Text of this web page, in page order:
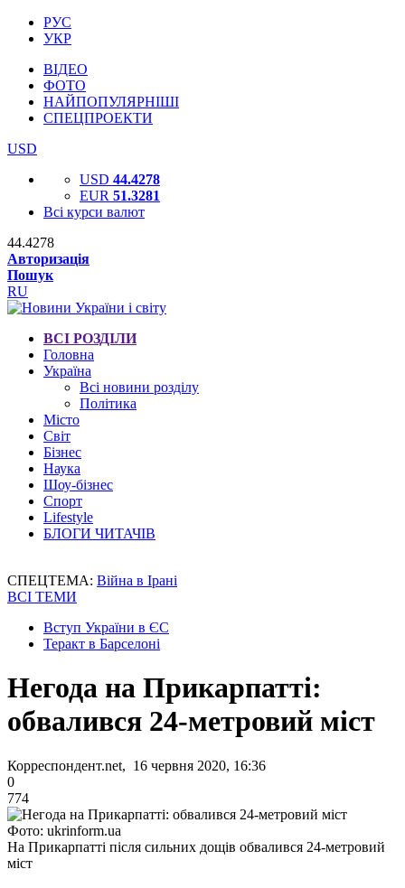
РУС
УКР
ВІДЕО
ФОТО
НАЙПОПУЛЯРНІШІ
СПЕЦПРОЕКТИ
USD
USD 44.4278
EUR 51.3281
Всі курси валют
44.4278
Авторизація
Пошук
RU
ВСІ РОЗДІЛИ
Головна
Україна
Всі новини розділу
Політика
Місто
Світ
Бізнес
Наука
Шоу-бізнес
Спорт
Lifestyle
БЛОГИ ЧИТАЧІВ
СПЕЦТЕМА: Війна в Ірані
ВСІ ТЕМИ
Вступ України в ЄС
Теракт в Барселоні
Негода на Прикарпатті:
обвалився 24-метровий міст
Корреспондент.net, 16 червня 2020, 16:36
0
774
Фото: ukrinform.ua
На Прикарпатті після сильних дощів обвалився 24-метровий
міст